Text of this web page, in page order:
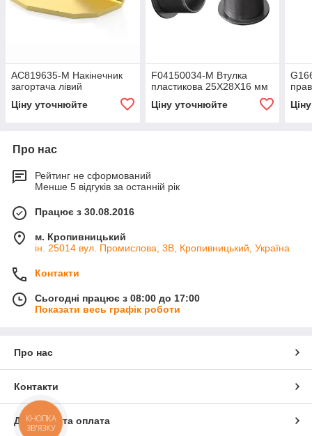
AC819635-M Накінечник
загортача лівий
Ціну уточнюйте
F04150034-M Втулка
пластикова 25X28X16 мм
Ціну уточнюйте
Про нас
Рейтинг не сформований
Менше 5 відгуків за останній рік
Працює з 30.08.2016
м. Кропивницький
ін. 25014 вул. Промислова, 3В, Кропивницький, Україна
Контакти
Сьогодні працює з 08:00 до 17:00
Показати весь графік роботи
Про нас
Контакти
Доставка та оплата
КНОПКА
ЗВ'ЯЗКУ